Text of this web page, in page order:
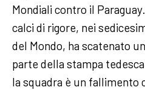
Mondiali contro il
calci di rigore, nei
del Mondo, ha scatenato
parte della stampa
la squadra è un fallimento